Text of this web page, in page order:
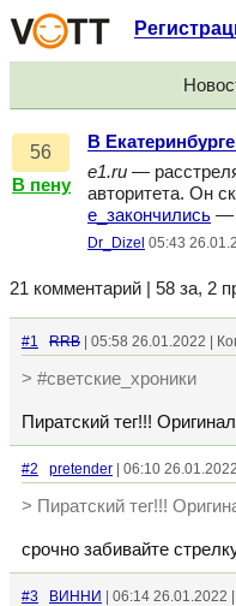
56
В пену
В
e1.ru —
авторитета. Он
е_закончились —
Dr_Dizel 05:43
21 комментарий | 58 за, 2
#1 RRB | 05:58 26.01.2022 |
> #светские_хроники
Пиратский тег!!!
#2 pretender | 06:10
> Пиратский тег!!!
срочно забивайте
#3 ВИННИ | 06:14 26.01.2022